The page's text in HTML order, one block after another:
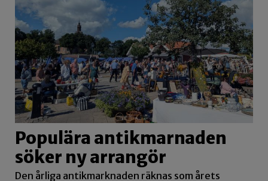
Populära antikmarnaden
söker ny arrangör
Den årliga antikmarknaden räknas som årets